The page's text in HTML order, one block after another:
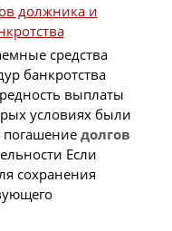
должника и
средства
банкротства
выплаты
условиях были
долгов
Если
сохранения